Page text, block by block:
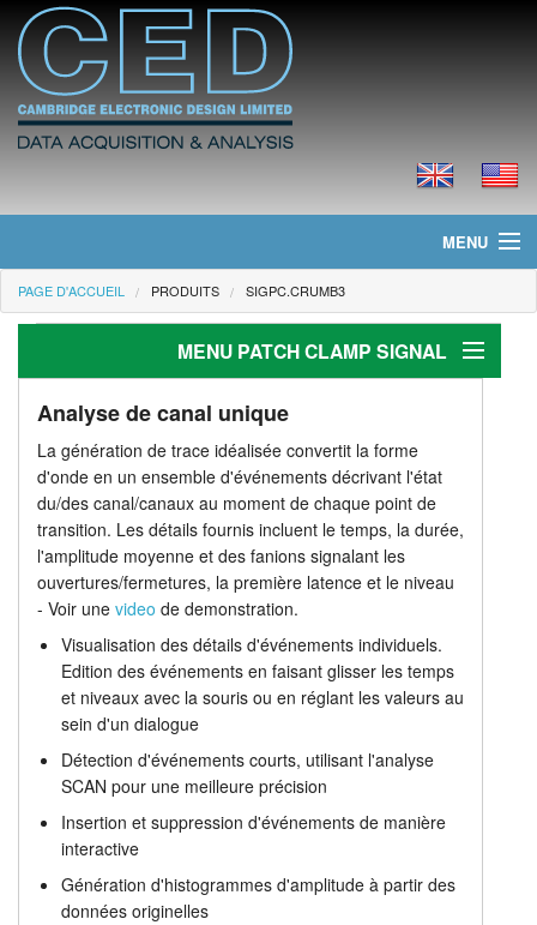
MENU
Page d'accueil
Produits
Tarifs
Téléchargements
Tutoriels
Revendeurs
PAGE D'ACCUEIL PRODUITS SIGPC.CRUMB3
MENU PATCH CLAMP SIGNAL
Génération de stimuli
Analyse
Analyse de canal unique
Analyse de canal unique
La génération de trace idéalisée convertit la forme
d'onde en un ensemble d'événements décrivant l'état
du/des canal/canaux au moment de chaque point de
transition. Les détails fournis incluent le temps, la durée,
l'amplitude moyenne et des fanions signalant les
ouvertures/fermetures, la première latence et le niveau
- Voir une video de demonstration.
Visualisation des détails d'événements individuels.
Edition des événements en faisant glisser les temps
et niveaux avec la souris ou en réglant les valeurs au
sein d'un dialogue
Détection d'événements courts, utilisant l'analyse
SCAN pour une meilleure précision
Insertion et suppression d'événements de manière
interactive
Génération d'histogrammes d'amplitude à partir des
données originelles